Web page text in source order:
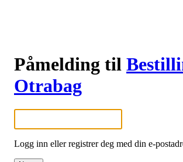
Påmelding til
Otrabag
Logg inn eller registrer deg med din e-